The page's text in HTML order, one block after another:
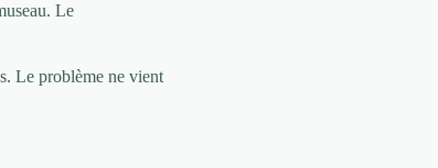
Le
Le problème ne vient